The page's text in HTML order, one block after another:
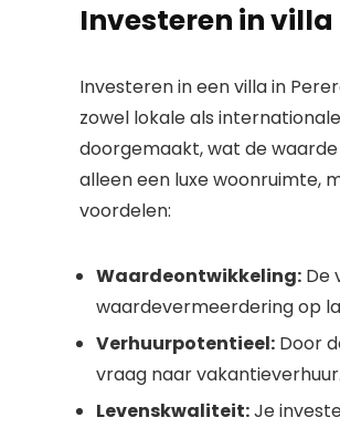
Investeren in
Investeren in een villa in
zowel lokale als
doorgemaakt, wat de
alleen een luxe woonruimte,
voordelen:
Waardeontwikkeling: De
waardevermeerdering op
Verhuurpotentieel: Door
vraag naar vakantieverhuur.
Levenskwaliteit:Je